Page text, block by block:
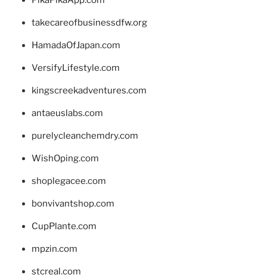
takecareofbusinessdfw.org
HamadaOfJapan.com
VersifyLifestyle.com
kingscreekadventures.com
antaeuslabs.com
purelycleanchemdry.com
WishOping.com
shoplegacee.com
bonvivantshop.com
CupPlante.com
mpzin.com
stcreal.com